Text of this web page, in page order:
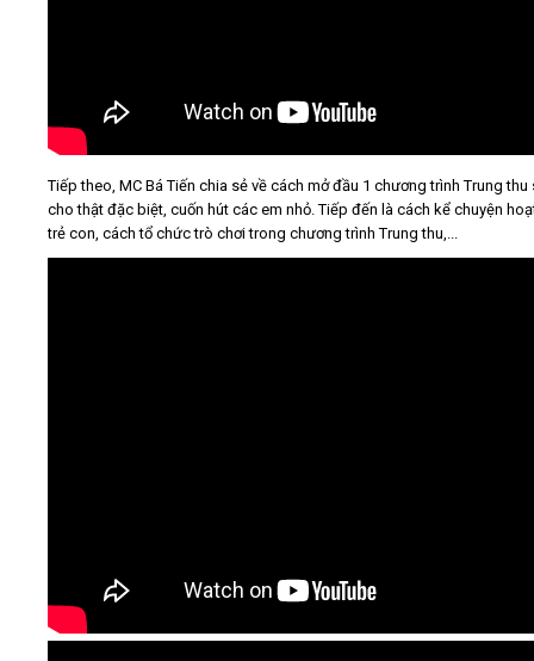
Tiếp theo, MC Bá Tiến chia sẻ về cách mở đầu 1 chương trình Trung thu
cho thật đặc biệt, cuốn hút các em nhỏ. Tiếp đến là cách kể chuyện
trẻ con, cách tổ chức trò chơi trong chương trình Trung thu,...